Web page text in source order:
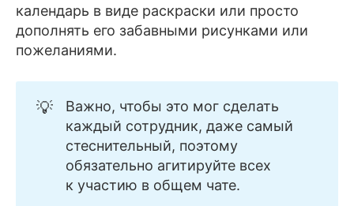
календарь в виде раскраски или просто
дополнять его забавными рисунками или
пожеланиями.
💡
Важно, чтобы это мог сделать
каждый сотрудник, даже самый
стеснительный, поэтому
обязательно агитируйте всех
к участию в общем чате.